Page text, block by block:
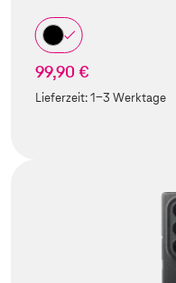
99,90 €
Lieferzeit:1-3 Werktage